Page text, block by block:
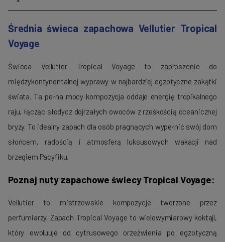
Średnia świeca zapachowa Vellutier Tropical
Voyage
Świeca Vellutier Tropical Voyage to zaproszenie do
międzykontynentalnej wyprawy w najbardziej egzotyczne zakątki
świata. Ta pełna mocy kompozycja oddaje energię tropikalnego
raju, łącząc słodycz dojrzałych owoców z rześkością oceanicznej
bryzy. To idealny zapach dla osób pragnących wypełnić swój dom
słońcem, radością i atmosferą luksusowych wakacji nad
brzegiem Pacyfiku.
Poznaj nuty zapachowe świecy Tropical Voyage:
Vellutier to mistrzowskie kompozycje tworzone przez
perfumiarzy. Zapach Tropical Voyage to wielowymiarowy koktajl,
który ewoluuje od cytrusowego orzeźwienia po egzotyczną